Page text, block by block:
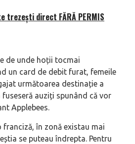
trezeşti direct FĂRĂ PERMIS
de unde hoții tocmai
un card de debit furat, femeile
următoarea destinație a
auziți spunând că vor
Applebees.
franciză, în zonă existau mai
se puteau îndrepta. Pentru